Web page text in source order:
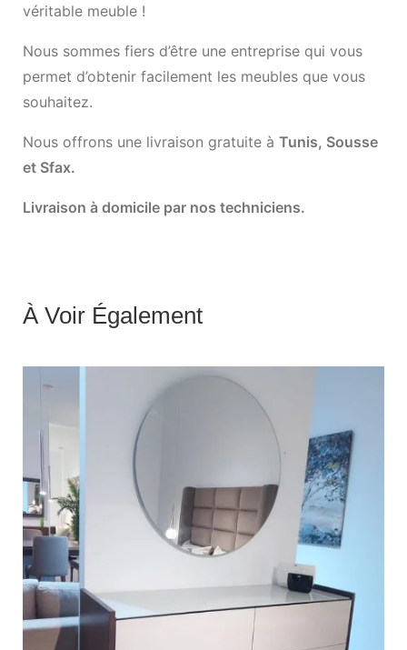
véritable meuble !
Nous sommes fiers d’être une entreprise qui vous
permet d’obtenir facilement les meubles que vous
souhaitez.
Nous offrons une livraison gratuite à Tunis, Sousse
et Sfax.
Livraison à domicile par nos techniciens.
À Voir Également